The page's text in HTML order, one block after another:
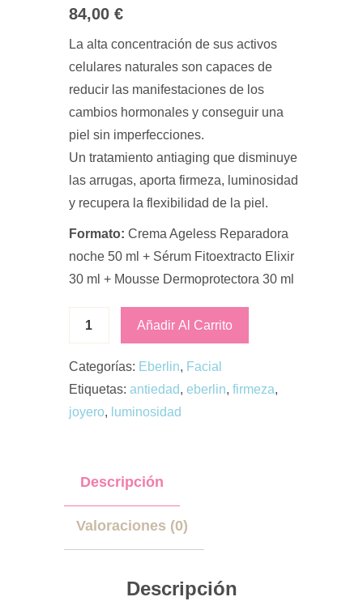
84,00 €
La alta concentración de sus activos
celulares naturales son capaces de
reducir las manifestaciones de los
cambios hormonales y conseguir una
piel sin imperfecciones.
Un tratamiento antiaging que disminuye
las arrugas, aporta firmeza, luminosidad
y recupera la flexibilidad de la piel.
Formato: Crema Ageless Reparadora
noche 50 ml + Sérum Fitoextracto Elixir
30 ml + Mousse Dermoprotectora 30 ml
Añadir Al Carrito
Categorías: Eberlin, Facial
Etiquetas: antiedad, eberlin, firmeza,
joyero, luminosidad
Descripción
Valoraciones (0)
Descripción